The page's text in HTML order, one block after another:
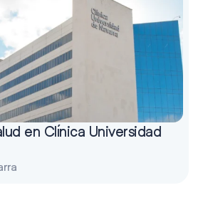
en Clínica Universidad